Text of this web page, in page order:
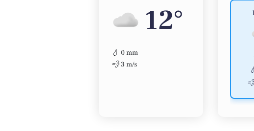
12°
💧 0 mm
💨 3 m/s
💧
💨